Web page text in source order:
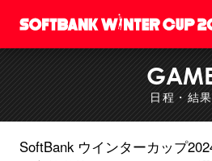
日程・結果
SoftBank ウインターカップ